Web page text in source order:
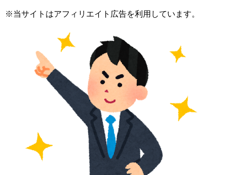
※当サイトはアフィリエイト広告を利用しています。